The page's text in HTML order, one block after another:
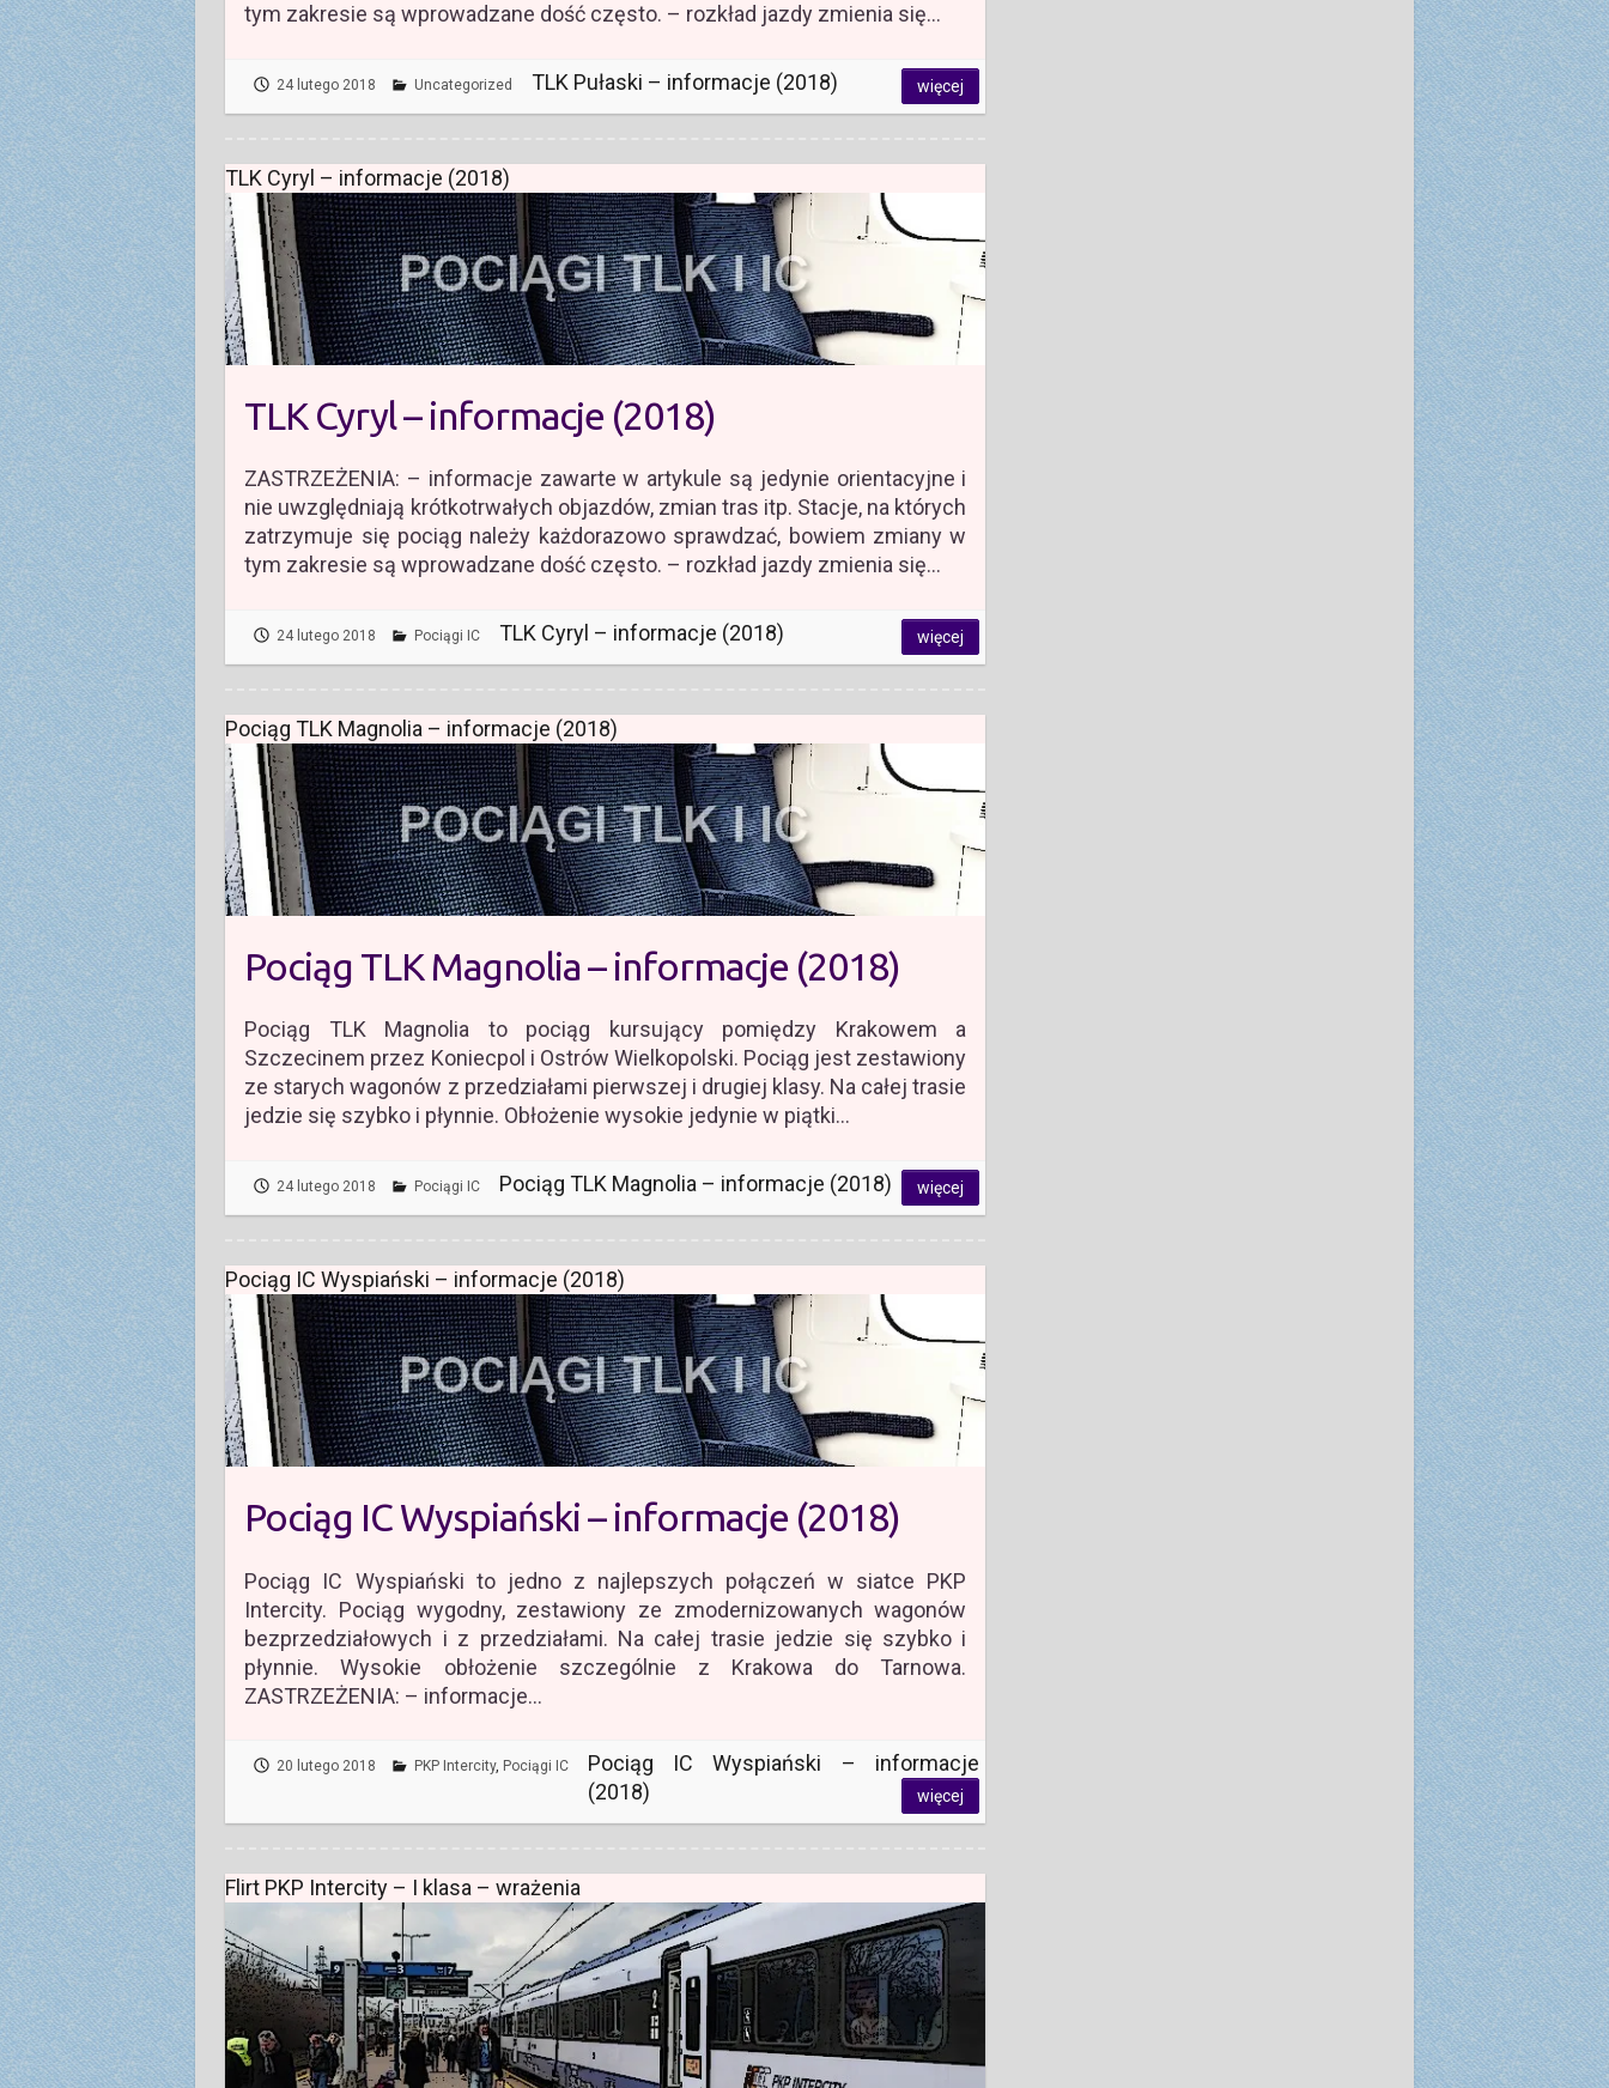
tym zakresie są wprowadzane dość często. – rozkład jazdy zmienia się…
24 lutego 2018 Uncategorized TLK Pułaski – informacje (2018) więcej
TLK Cyryl – informacje (2018)
TLK Cyryl – informacje (2018)
ZASTRZEŻENIA: – informacje zawarte w artykule są jedynie orientacyjne i
nie uwzględniają krótkotrwałych objazdów, zmian tras itp. Stacje, na których
zatrzymuje się pociąg należy każdorazowo sprawdzać, bowiem zmiany w
tym zakresie są wprowadzane dość często. – rozkład jazdy zmienia się…
24 lutego 2018 Pociągi IC TLK Cyryl – informacje (2018) więcej
Pociąg TLK Magnolia – informacje (2018)
Pociąg TLK Magnolia – informacje (2018)
Pociąg TLK Magnolia to pociąg kursujący pomiędzy Krakowem a
Szczecinem przez Koniecpol i Ostrów Wielkopolski. Pociąg jest zestawiony
ze starych wagonów z przedziałami pierwszej i drugiej klasy. Na całej trasie
jedzie się szybko i płynnie. Obłożenie wysokie jedynie w piątki…
24 lutego 2018 Pociągi IC Pociąg TLK Magnolia – informacje (2018) więcej
Pociąg IC Wyspiański – informacje (2018)
Pociąg IC Wyspiański – informacje (2018)
Pociąg IC Wyspiański to jedno z najlepszych połączeń w siatce PKP
Intercity. Pociąg wygodny, zestawiony ze zmodernizowanych wagonów
bezprzedziałowych i z przedziałami. Na całej trasie jedzie się szybko i
płynnie. Wysokie obłożenie szczególnie z Krakowa do Tarnowa.
ZASTRZEŻENIA: – informacje…
20 lutego 2018 PKP Intercity, Pociągi IC
Pociąg IC Wyspiański – informacje
(2018)
więcej
Flirt PKP Intercity – I klasa – wrażenia